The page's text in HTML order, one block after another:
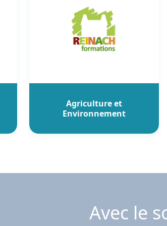
Agriculture et
Environnement
Avec le